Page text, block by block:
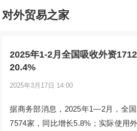
对外贸易之家
2025年1-2月全国吸收外资
20.4%
2025年3月17日 14:00
据商务部消息，2025年1—2月，全
7574家，同比增长5.8%；实际使用